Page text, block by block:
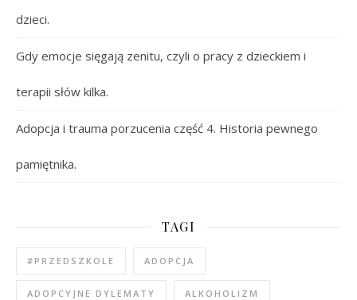
dzieci.
Gdy emocje sięgają zenitu, czyli o pracy z dzieckiem i
terapii słów kilka.
Adopcja i trauma porzucenia część 4. Historia pewnego
pamiętnika.
TAGI
#PRZEDSZKOLE ADOPCJA
ADOPCYJNE DYLEMATY ALKOHOLIZM